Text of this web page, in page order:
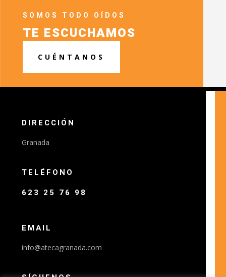
SOMOS TODO OÍDOS
TE ESCUCHAMOS
CUÉNTANOS
DIRECCIÓN
Granada
TELÉFONO
623 25 76 98
EMAIL
info@atecagranada.com